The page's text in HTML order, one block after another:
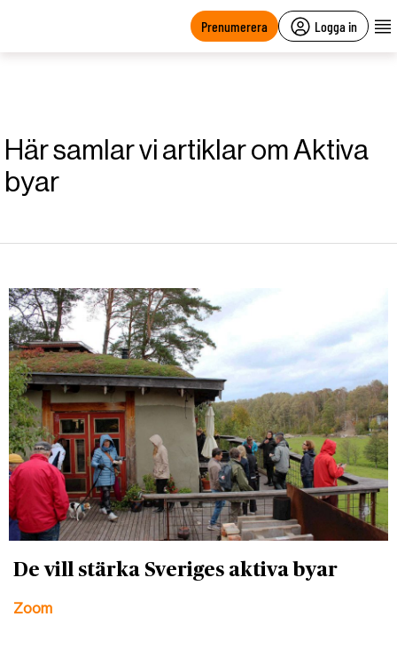
Prenumerera Logga in
Här samlar vi artiklar om Aktiva
byar
De vill stärka Sveriges aktiva byar
Zoom